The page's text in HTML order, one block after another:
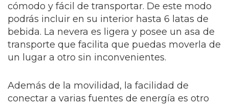
cómodo y fácil de transportar. De este modo
podrás incluir en su interior hasta 6 latas de
bebida. La nevera es ligera y posee un asa de
transporte que facilita que puedas moverla de
un lugar a otro sin inconvenientes.
Además de la movilidad, la facilidad de
conectar a varias fuentes de energía es otro